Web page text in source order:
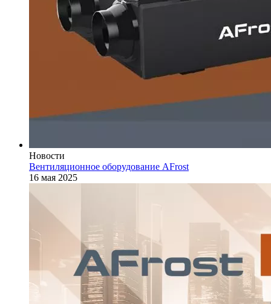
Новости
Вентиляционное оборудование AFrost
16 мая 2025